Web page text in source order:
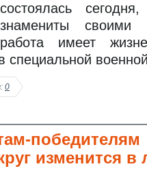
состоялась
знамениты
работа имеет
специальной
0
победителям
изменится